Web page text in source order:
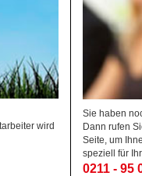
wird
Sie haben
Dann rufen
Seite, um
speziell für
0211 - 95